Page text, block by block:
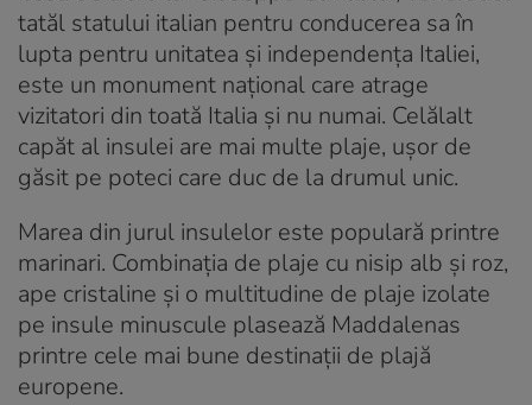
tatăl statului italian pentru conducerea sa în
lupta pentru unitatea și independența Italiei,
este un monument național care atrage
vizitatori din toată Italia și nu numai. Celălalt
capăt al insulei are mai multe plaje, ușor de
găsit pe poteci care duc de la drumul unic.
Marea din jurul insulelor este populară printre
marinari. Combinația de plaje cu nisip alb și roz,
ape cristaline și o multitudine de plaje izolate
pe insule minuscule plasează Maddalenas
printre cele mai bune destinații de plajă
europene.